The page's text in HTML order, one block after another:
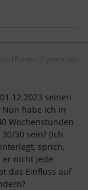
seinen
habe ich in
Wochenstunden
30 sein? (Ich
sprich,
er nicht jede
das Einfluss auf